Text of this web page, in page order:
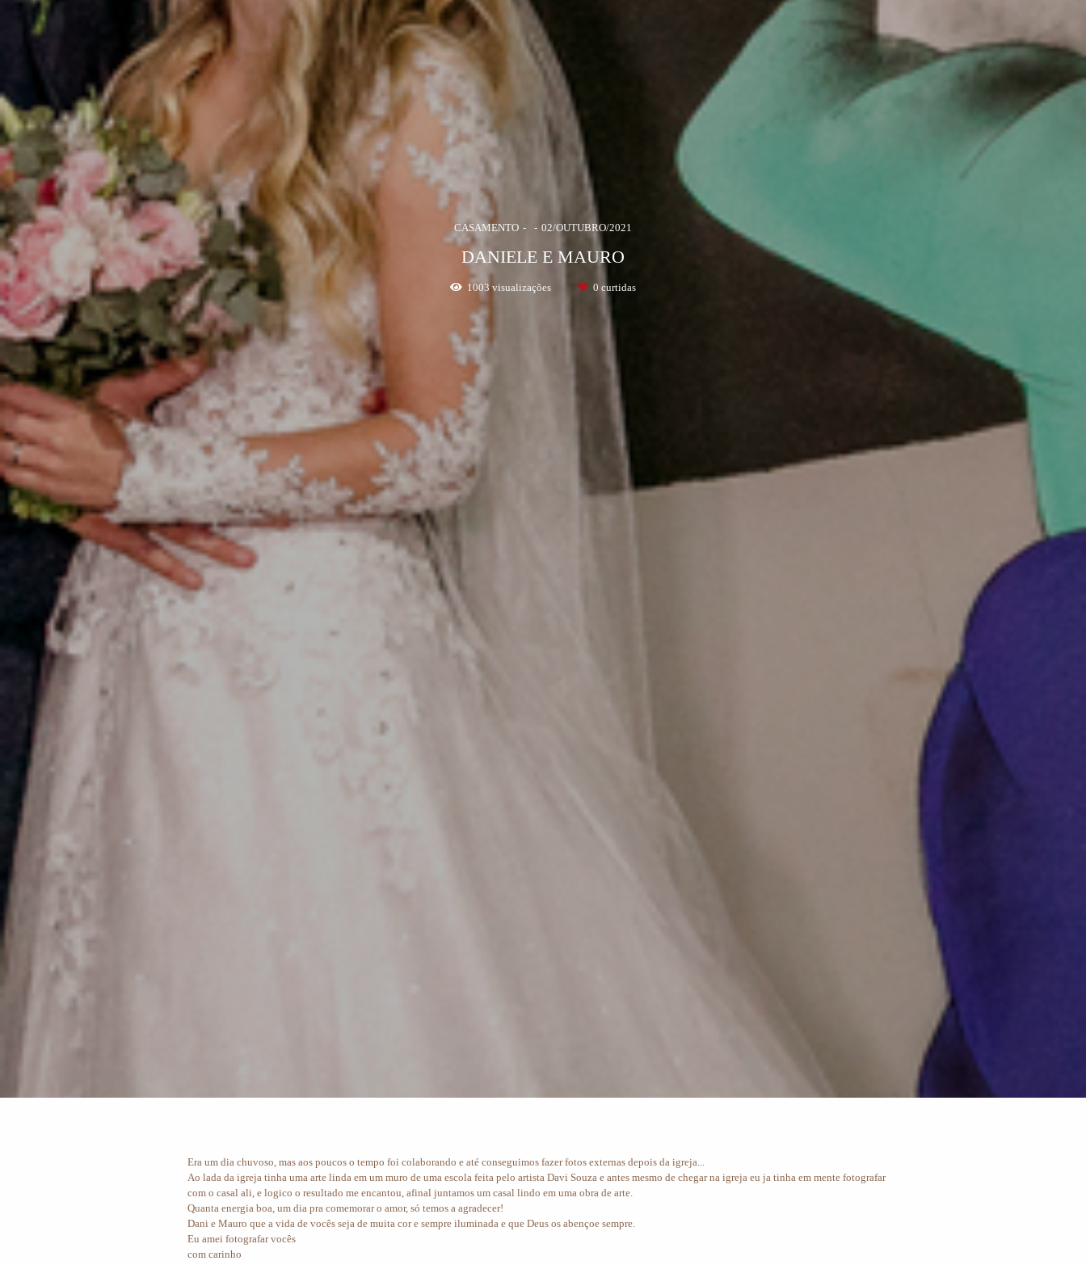
CASAMENTO 02/OUTUBRO/2021
DANIELE E MAURO
1003visualizações 0 curtidas
Era um dia chuvoso, mas aos poucos o tempo foi colaborando e até conseguimos fazer fotos externas depois da igreja...
Ao lada da igreja tinha uma arte linda em um muro de uma escola feita pelo artista Davi Souza e antes mesmo de chegar na igreja eu ja tinha em mente fotografar
com o casal ali, e logico o resultado me encantou, afinal juntamos um casal lindo em uma obra de arte.
Quanta energia boa, um dia pra comemorar o amor, só temos a agradecer!
Dani e Mauro que a vida de vocês seja de muita cor e sempre iluminada e que Deus os abençoe sempre.
Eu amei fotografar vocês
com carinho